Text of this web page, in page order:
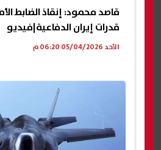
قاصد محمود: إنقاذ الضابط
قدرات إيران الدفاعية|فيديو
الأحد 05/04/2026 06:20 م